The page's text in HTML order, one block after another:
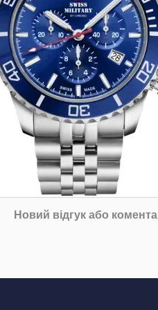
Новий відгук або